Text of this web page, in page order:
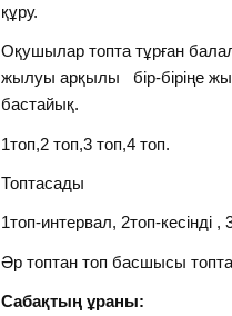
құру.
Оқушылар топта тұрған
жылуы арқылы бір-біріңе
бастайық.
1топ,2 топ,3 топ,4 топ.
Топтасады
1топ-интервал, 2топ-кесінді
Әр топтан топ басшысы
Сабақтың ұраны: